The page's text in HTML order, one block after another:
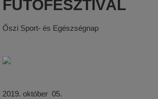
FUTÓFESZTIVÁL
Őszi Sport- és Egészségnap
2019. október 05.